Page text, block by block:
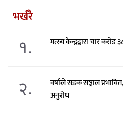
भर्खरै
१. मत्स्य केन्द्रद्वारा चार
२.
वर्षाले सडक सञ्जाल
अनुरोध